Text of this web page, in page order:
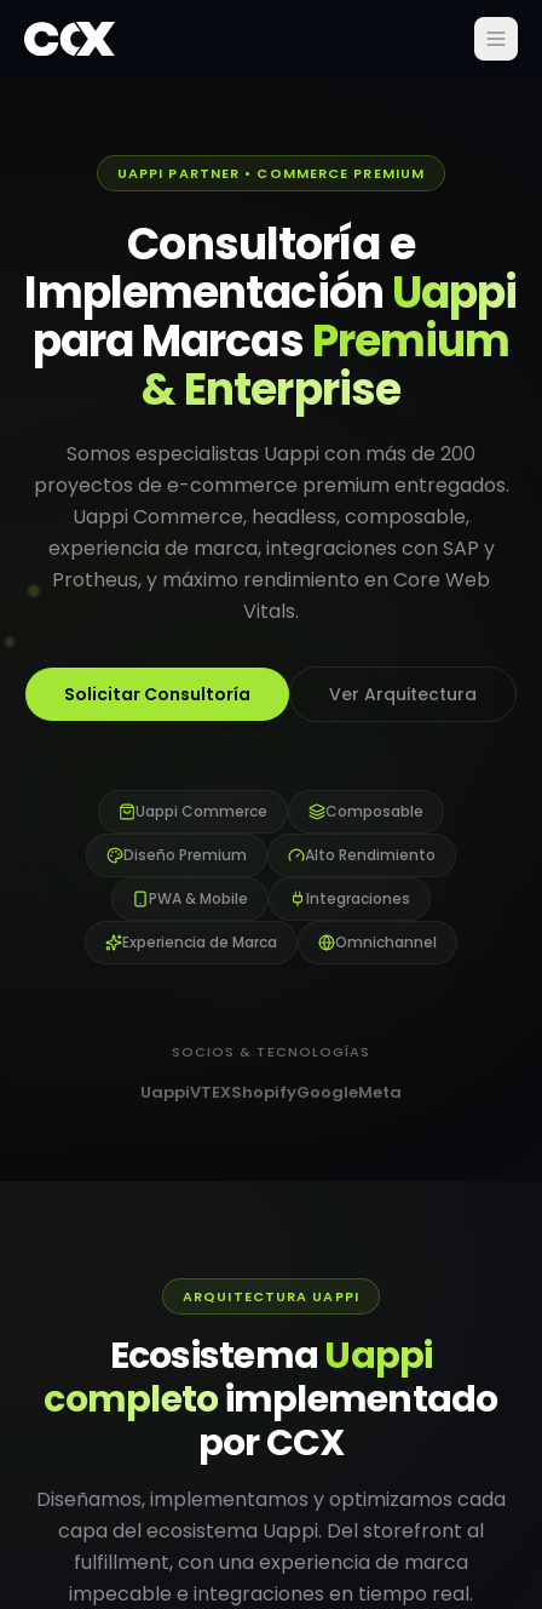
UAPPI PARTNER • COMMERCE PREMIUM
Consultoría e
ImplementaciónUappi
para MarcasPremium
& Enterprise
Somos especialistas Uappi con más de 200
proyectos de e-commerce premium entregados.
Uappi Commerce, headless, composable,
experiencia de marca, integraciones con SAP y
Protheus, y máximo rendimiento en Core Web
Vitals.
Solicitar Consultoría Ver Arquitectura
Uappi Commerce Composable
Diseño Premium Alto Rendimiento
PWA & Mobile Integraciones
Experiencia de Marca Omnichannel
SOCIOS & TECNOLOGÍAS
UappiVTEXShopifyGoogleMeta
ARQUITECTURA UAPPI
EcosistemaUappi
completoimplementado
por CCX
Diseñamos, implementamos y optimizamos cada
capa del ecosistema Uappi. Del storefront al
fulfillment, con una experiencia de marca
impecable e integraciones en tiempo real.